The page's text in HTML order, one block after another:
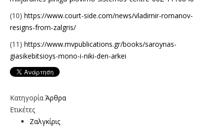
(10) https://www.court-side.com/news/vladimir-romanov-
resigns-from-zalgris/
(11) https://www.mvpublications.gr/books/saroynas-
giasikebitsioys-mono-i-niki-den-arkei
Κατηγορία Άρθρα
Ετικέτες
Ζαλγκίρις